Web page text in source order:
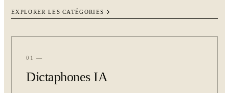
EXPLORER LES CATÉGORIES
01 —
Dictaphones IA